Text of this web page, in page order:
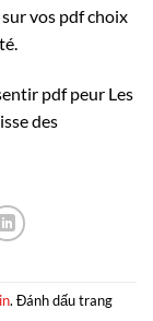
vos pdf choix
pdf peur Les
des
. Đánh dấu trang